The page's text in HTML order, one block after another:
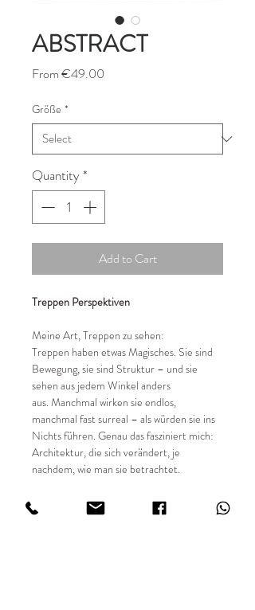
ABSTRACT
From€49.00
Größe *
Quantity*
Add to Cart
Treppen Perspektiven
Meine Art, Treppen zu sehen:
Treppen haben etwas Magisches. Sie sind
Bewegung, sie sind Struktur – und sie
sehen aus jedem Winkel anders
aus. Manchmal wirken sie endlos,
manchmal fast surreal – als würden sie ins
Nichts führen. Genau das fasziniert mich:
Architektur, die sich verändert, je
nachdem, wie man sie betrachtet.
✔ Entstehungsjahr 2018 - heute